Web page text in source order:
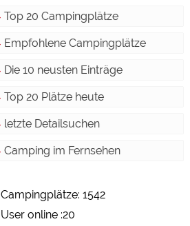
Top 20 Campingplätze
Empfohlene Campingplätze
Die 10 neusten Einträge
Top 20 Plätze heute
letzte Detailsuchen
Camping im Fernsehen
Campingplätze: 1542
User online :20